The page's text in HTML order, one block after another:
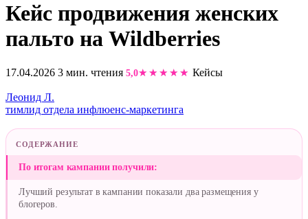
Кейс продвижения женских
пальто на Wildberries
17.04.2026 3 мин. чтения 5,0 Кейсы
Леонид Л.
тимлид отдела инфлюенс-маркетинга
СОДЕРЖАНИЕ
По итогам кампании получили:
Лучший результат в кампании показали два размещения у
блогеров.